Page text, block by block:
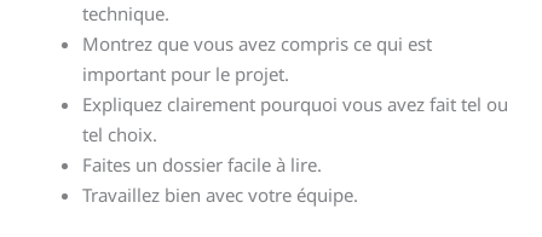
technique.
Montrez que vous avez compris ce qui est
important pour le projet.
Expliquez clairement pourquoi vous avez fait tel ou
tel choix.
Faites un dossier facile à lire.
Travaillez bien avec votre équipe.